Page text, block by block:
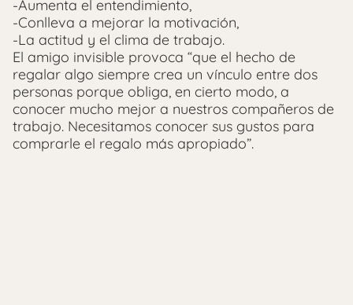
-Aumenta el entendimiento,
-Conlleva a mejorar la motivación,
-La actitud y el clima de trabajo.
El amigo invisible provoca “que el hecho de
regalar algo siempre crea un vínculo entre dos
personas porque obliga, en cierto modo, a
conocer mucho mejor a nuestros compañeros de
trabajo. Necesitamos conocer sus gustos para
comprarle el regalo más apropiado”.